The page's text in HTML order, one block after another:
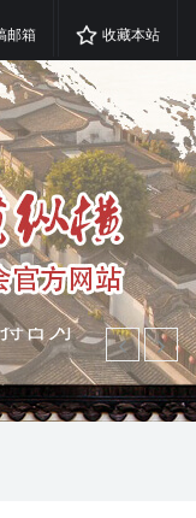
邮箱 收藏本站
民族
古为